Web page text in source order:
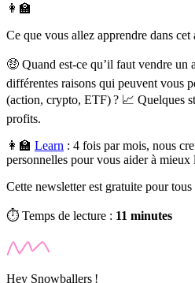
👩‍🏫
Ce que vous allez apprendre dans cet
🤑 Quand est-ce qu’il faut vendre un
différentes raisons qui peuvent vous
(action, crypto, ETF) ? 📈 Quelques
profits.
👩‍🏫 Learn : 4 fois par mois, nous
personnelles pour vous aider à mieux
Cette newsletter est gratuite pour
⏱️ Temps de lecture : 11 minutes
Hey Snowballers !